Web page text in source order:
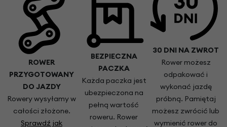
ROWER
PRZYGOTOWANY
DO JAZDY
Rowery wysyłamy w
całości złożone.
Sprawdź jak
BEZPIECZNA
PACZKA
Każda paczka jest
ubezpieczona na
pełną wartość
roweru. Rower
30 DNI NA ZWROT
Rower możesz
odpakować i
wykonać jazdę
próbną. Pamiętaj
możesz zwrócić lub
wymienić rower do